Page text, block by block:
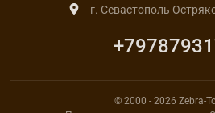
г. Севастополь
© 2000 - 2026 Zebra-